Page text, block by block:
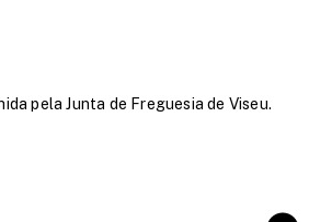
pela Junta de Freguesia de Viseu.